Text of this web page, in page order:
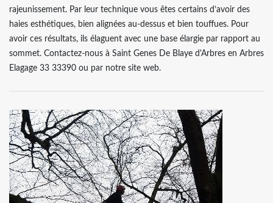
rajeunissement. Par leur technique vous êtes certains d’avoir des
haies esthétiques, bien alignées au-dessus et bien touffues. Pour
avoir ces résultats, ils élaguent avec une base élargie par rapport au
sommet. Contactez-nous à Saint Genes De Blaye d'Arbres en Arbres
Elagage 33 33390 ou par notre site web.